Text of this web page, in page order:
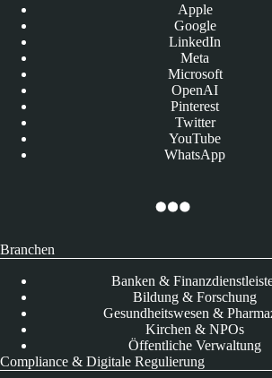
Apple
Google
LinkedIn
Meta
Microsoft
OpenAI
Pinterest
Twitter
YouTube
WhatsApp
Branchen
Banken &
Bildung & Forschung
Gesundheitswesen &
Kirchen & NPOs
Öffentliche Verwaltung
Compliance & Digitale Regulierung